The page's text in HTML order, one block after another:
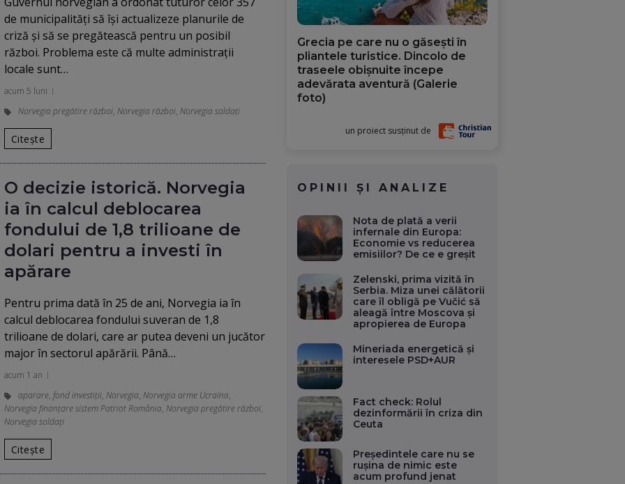
de municipalități să își actualizeze planurile de
criză și să se pregătească pentru un posibil
război. Problema este că multe administrații
locale sunt…
acum 5 luni
Norvegia pregătire război, Norvegia război, Norvegia soldaţi
Citește
O decizie istorică. Norvegia
ia în calcul deblocarea
fondului de 1,8 trilioane de
dolari pentru a investi în
apărare
Pentru prima dată în 25 de ani, Norvegia ia în
calcul deblocarea fondului suveran de 1,8
trilioane de dolari, care ar putea deveni un jucător
major în sectorul apărării. Până…
acum 1 an
aparare, fond investiții, Norvegia, Norvegia arme Ucraina,
Norvegia finanțare sistem Patriot România, Norvegia pregătire război,
Norvegia soldaţi
Citește
Grecia pe care nu o găsești în
pliantele turistice. Dincolo de
traseele obișnuite începe
adevărata aventură (Galerie
foto)
un proiect susținut de
OPINII ȘI ANALIZE
Nota de plată a verii
infernale din Europa:
Economie vs reducerea
emisiilor? De ce e greșit
Zelenski, prima vizită în
Serbia. Miza unei călătorii
care îl obligă pe Vučić să
aleagă între Moscova și
apropierea de Europa
Mineriada energetică și
interesele PSD+AUR
Fact check: Rolul
dezinformării în criza din
Ceuta
Președintele care nu se
rușina de nimic este
acum profund jenat